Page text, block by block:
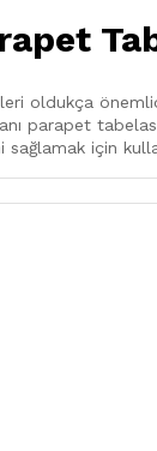
oldukça
parapet
sağlamak için